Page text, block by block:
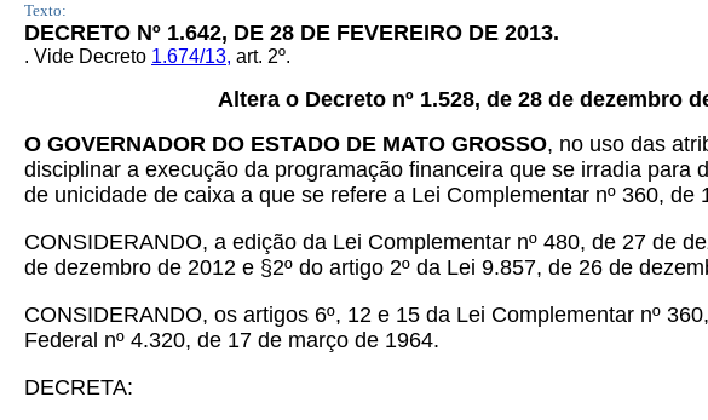
Texto:
DECRETO Nº 1.642, DE 28 DE FEVEREIRO DE 2013.
. Vide Decreto 1.674/13, art. 2º.
Altera o Decreto nº 1.528, de 28 de dezembro
O GOVERNADOR DO ESTADO DE MATO GROSSO, no uso das
disciplinar a execução da programação financeira que se irradia
de unicidade de caixa a que se refere a Lei Complementar nº 360, de
CONSIDERANDO, a edição da Lei Complementar nº 480, de 27 de
de dezembro de 2012 e §2º do artigo 2º da Lei 9.857, de 26 de
CONSIDERANDO, os artigos 6º, 12 e 15 da Lei Complementar nº
Federal nº 4.320, de 17 de março de 1964.
DECRETA: